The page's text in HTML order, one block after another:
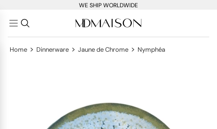
WE SHIP WORLDWIDE
Home > Dinnerware > Jaune de Chrome > Nymphéa